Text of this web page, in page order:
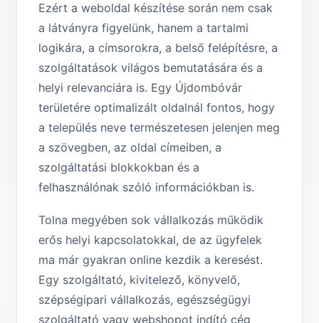
Ezért a weboldal készítése során nem csak
a látványra figyelünk, hanem a tartalmi
logikára, a címsorokra, a belső felépítésre, a
szolgáltatások világos bemutatására és a
helyi relevanciára is. Egy Újdombóvár
területére optimalizált oldalnál fontos, hogy
a település neve természetesen jelenjen meg
a szövegben, az oldal címeiben, a
szolgáltatási blokkokban és a
felhasználónak szóló információkban is.
Tolna megyében sok vállalkozás működik
erős helyi kapcsolatokkal, de az ügyfelek
ma már gyakran online kezdik a keresést.
Egy szolgáltató, kivitelező, könyvelő,
szépségipari vállalkozás, egészségügyi
szolgáltató vagy webshopot indító cég